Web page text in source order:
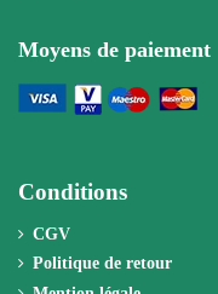
Moyens de paiement
Conditions
CGV
Politique de retour